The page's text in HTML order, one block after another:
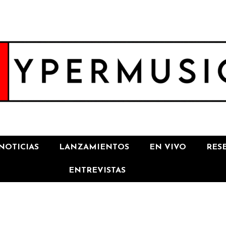
LANZAMIENTOS EN VIVO
ENTREVISTAS